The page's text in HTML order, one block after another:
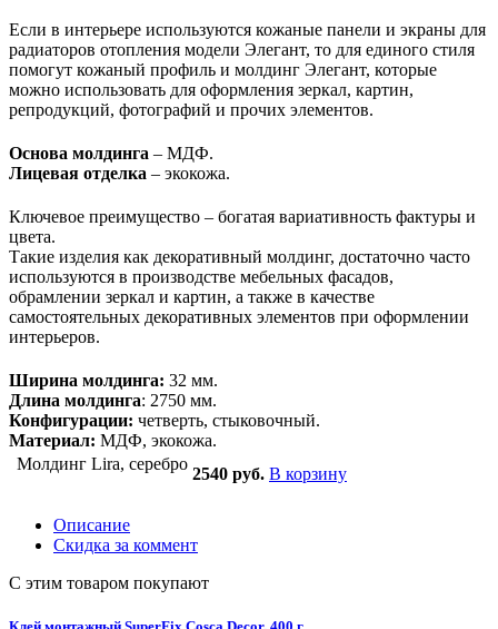
Если в интерьере используются кожаные панели и экраны для
радиаторов отопления модели Элегант, то для единого стиля
помогут кожаный профиль и молдинг Элегант, которые
можно использовать для оформления зеркал, картин,
репродукций, фотографий и прочих элементов.
Основа молдинга – МДФ.
Лицевая отделка – экокожа.
Ключевое преимущество – богатая вариативность фактуры и
цвета.
Такие изделия как декоративный молдинг, достаточно часто
используются в производстве мебельных фасадов,
обрамлении зеркал и картин, а также в качестве
самостоятельных декоративных элементов при оформлении
интерьеров.
Ширина молдинга: 32 мм.
Длина молдинга: 2750 мм.
Конфигурации: четверть, стыковочный.
Материал: МДФ, экокожа.
Молдинг Lira, серебро
2540 руб. В корзину
Описание
Скидка за коммент
С этим товаром покупают